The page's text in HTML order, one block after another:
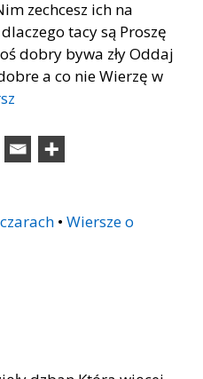
zechcesz ich na
tacy są Proszę
dobry bywa zły Oddaj
a co nie Wierzę w
• Wiersze o